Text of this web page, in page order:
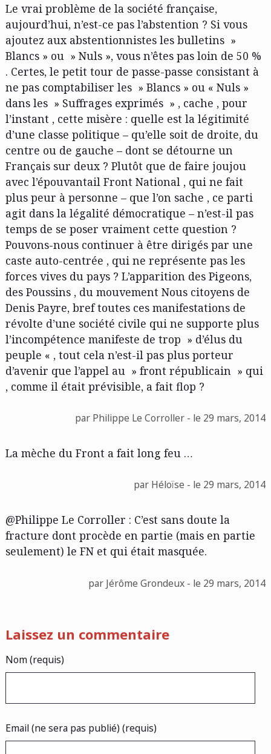
Le vrai problème de la société française,
aujourd’hui, n’est-ce pas l’abstention ? Si vous
ajoutez aux abstentionnistes les bulletins »
Blancs » ou » Nuls », vous n’êtes pas loin de 50 %
. Certes, le petit tour de passe-passe consistant à
ne pas comptabiliser les » Blancs » ou « Nuls »
dans les » Suffrages exprimés » , cache , pour
l’instant , cette misère : quelle est la légitimité
d’une classe politique – qu’elle soit de droite, du
centre ou de gauche – dont se détourne un
Français sur deux ? Plutôt que de faire joujou
avec l’épouvantail Front National , qui ne fait
plus peur à personne – que l’on sache , ce parti
agit dans la légalité démocratique – n’est-il pas
temps de se poser vraiment cette question ?
Pouvons-nous continuer à être dirigés par une
caste auto-centrée , qui ne représente pas les
forces vives du pays ? L’apparition des Pigeons,
des Poussins , du mouvement Nous citoyens de
Denis Payre, bref toutes ces manifestations de
révolte d’une société civile qui ne supporte plus
l’incompétence manifeste de trop » d’élus du
peuple « , tout cela n’est-il pas plus porteur
d’avenir que l’appel au » front républicain » qui
, comme il était prévisible, a fait flop ?
par Philippe Le Corroller - le 29 mars, 2014
La mèche du Front a fait long feu …
par Héloïse - le 29 mars, 2014
@Philippe Le Corroller : C’est sans doute la
fracture dont procède en partie (mais en partie
seulement) le FN et qui était masquée.
par Jérôme Grondeux - le 29 mars, 2014
Laissez un commentaire
Nom (requis)
Email (ne sera pas publié) (requis)